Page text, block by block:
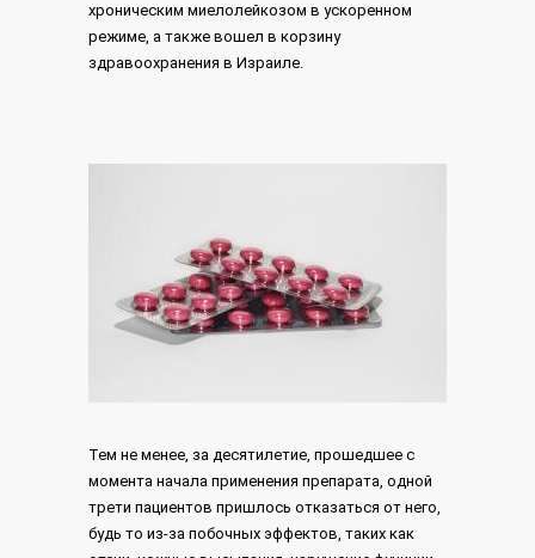
хроническим миелолейкозом в ускоренном
режиме, а также вошел в корзину
здравоохранения в Израиле.
Тем не менее, за десятилетие, прошедшее с
момента начала применения препарата, одной
трети пациентов пришлось отказаться от него,
будь то из-за побочных эффектов, таких как